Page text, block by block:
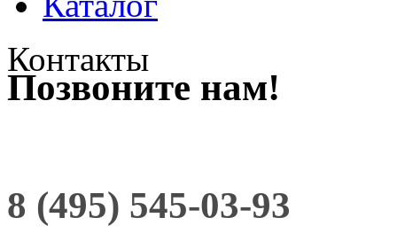
Контакты
Позвоните нам!
8 (495) 545-03-93